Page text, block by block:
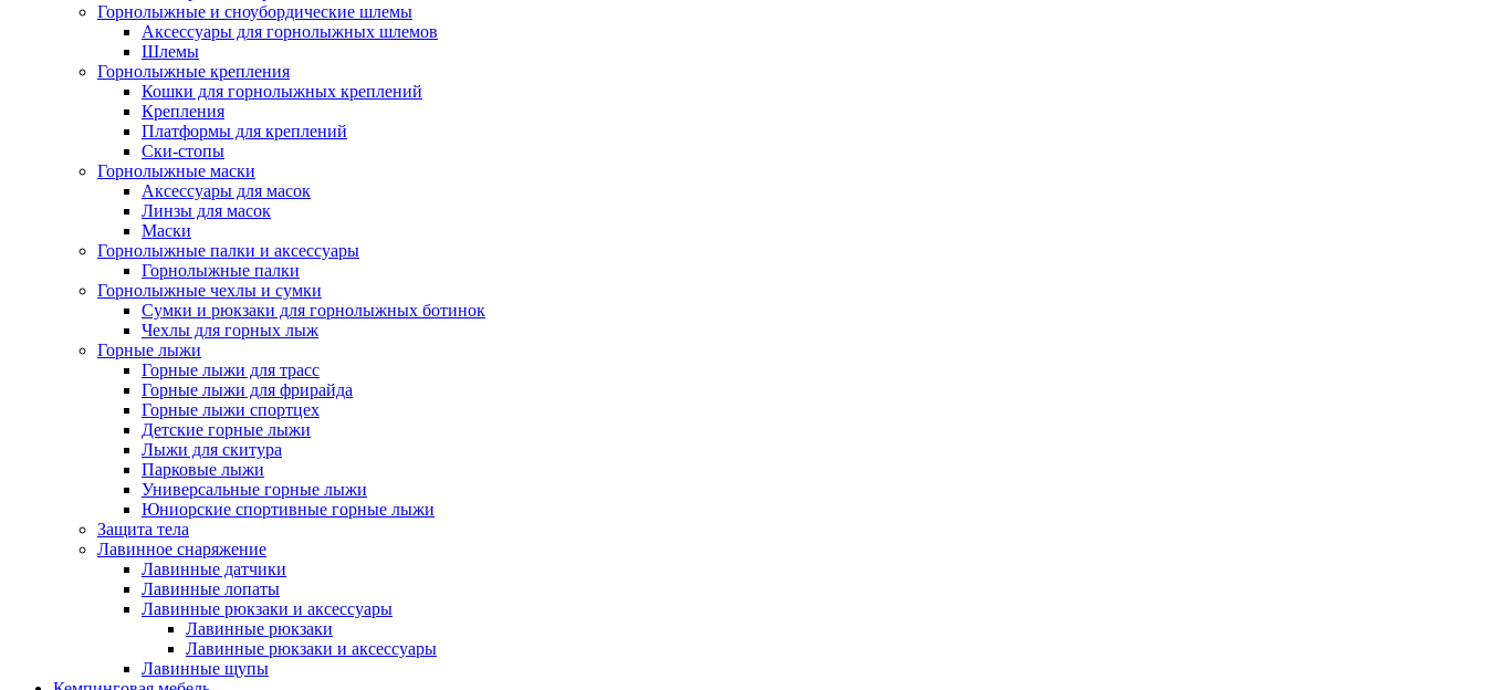
Горнолыжные и сноубордические шлемы
Аксессуары для горнолыжных шлемов
Шлемы
Горнолыжные крепления
Кошки для горнолыжных креплений
Крепления
Платформы для креплений
Ски-стопы
Горнолыжные маски
Аксессуары для масок
Линзы для масок
Маски
Горнолыжные палки и аксессуары
Горнолыжные палки
Горнолыжные чехлы и сумки
Сумки и рюкзаки для горнолыжных ботинок
Чехлы для горных лыж
Горные лыжи
Горные лыжи для трасс
Горные лыжи для фрирайда
Горные лыжи спортцех
Детские горные лыжи
Лыжи для скитура
Парковые лыжи
Универсальные горные лыжи
Юниорские спортивные горные лыжи
Защита тела
Лавинное снаряжение
Лавинные датчики
Лавинные лопаты
Лавинные рюкзаки и аксессуары
Лавинные рюкзаки
Лавинные рюкзаки и аксессуары
Лавинные щупы